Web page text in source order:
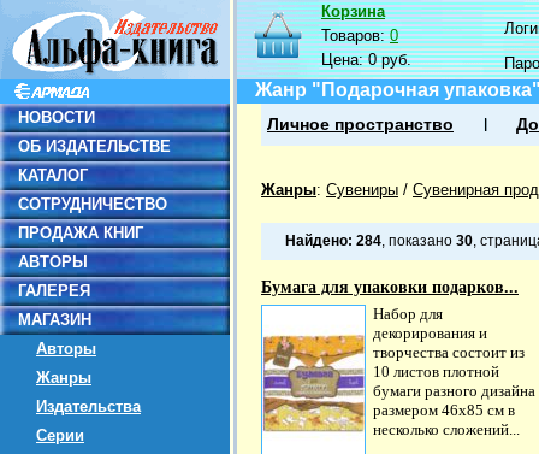
НОВОСТИ
ОБ ИЗДАТЕЛЬСТВЕ
КАТАЛОГ
СОТРУДНИЧЕСТВО
ПРОДАЖА КНИГ
АВТОРЫ
ГАЛЕРЕЯ
МАГАЗИН
Авторы
Жанры
Издательства
Серии
Корзина
Товаров:0
Цена:0 руб.
Жанр "Подарочная
Личное пространство
Жанры: Сувениры / Сувенирная
Найдено: 284, показано 30,
Бумага для упаковки подарков...
Набор для
декорирования и
творчества состоит из
10 листов плотной
бумаги разного дизайна
размером 46х85 см в
несколько сложений...